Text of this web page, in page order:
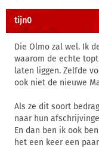
tijn0
Die Olmo zal wel. Ik
waarom de echte
laten liggen. Zelfde
ook niet de nieuwe
Als ze dit soort
naar hun
En dan ben ik ook
het een keer een